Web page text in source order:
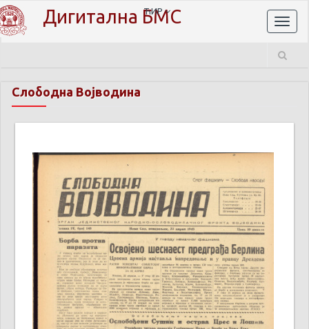
Дигитална БМС
ЋИР
Слободна Војводина